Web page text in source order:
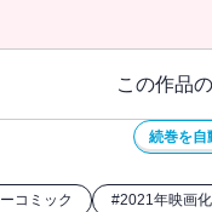
この作品
続巻を自
コミック #2021年映画化